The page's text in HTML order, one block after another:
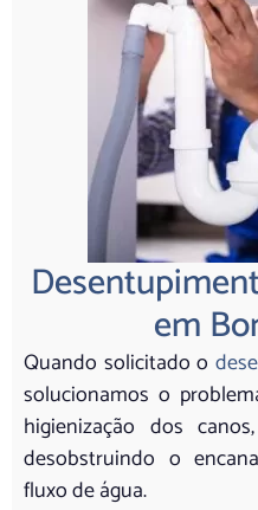
em
Quando solicitado o
solucionamos o
higienização dos
desobstruindo o
fluxo de água.